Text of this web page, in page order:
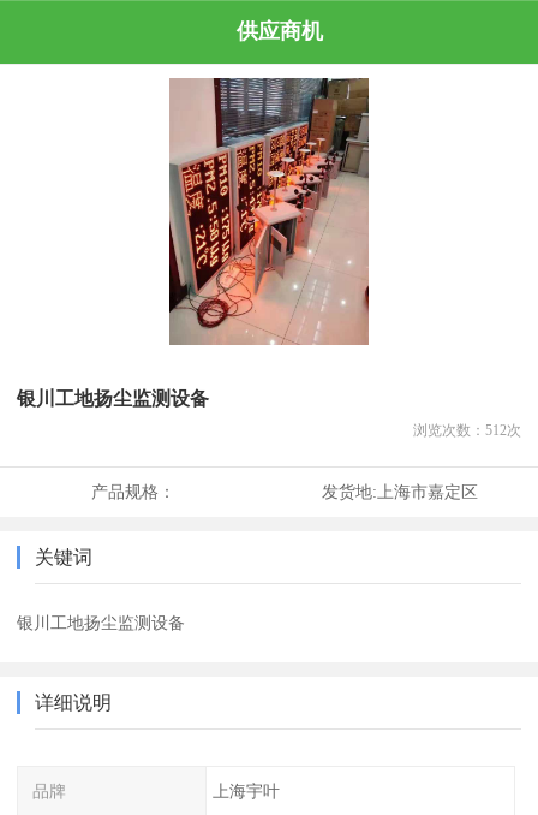
供应商机
银川工地扬尘监测设备
浏览次数： 512次
产品规格： 发货地:上海市嘉定区
关键词
银川工地扬尘监测设备
详细说明
品牌 上海宇叶